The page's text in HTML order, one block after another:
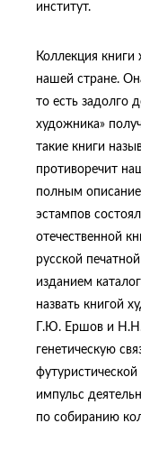
институт.
Коллекция
нашей стране.
то есть задолго
художника»
такие книги
противоречит
полным
эстампов
отечественной
русской
изданием
назвать книгой
Г.Ю. Ершов и
генетическую
импульс
по собиранию